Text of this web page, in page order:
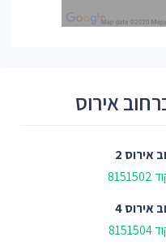
אירוס
אירוס 2
אירוס 4